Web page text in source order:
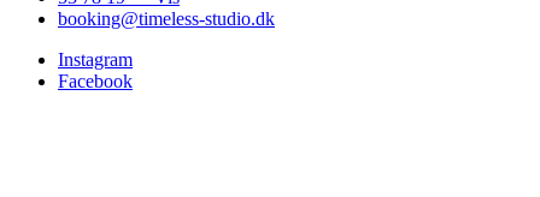
booking@timeless-studio.dk
Instagram
Facebook